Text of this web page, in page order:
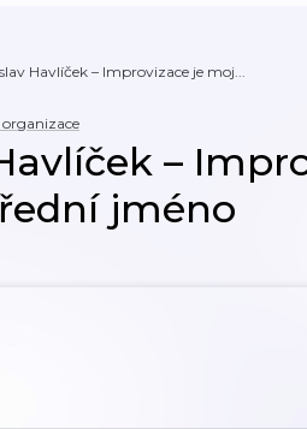
Havlíček – Improvizace je moj...
organizace
–
jméno